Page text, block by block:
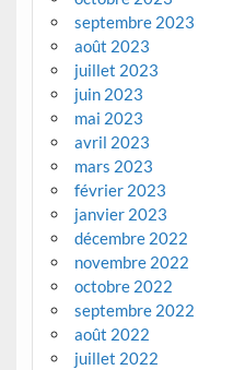
septembre 2023
août 2023
juillet 2023
juin 2023
mai 2023
avril 2023
mars 2023
février 2023
janvier 2023
décembre 2022
novembre 2022
octobre 2022
septembre 2022
août 2022
juillet 2022